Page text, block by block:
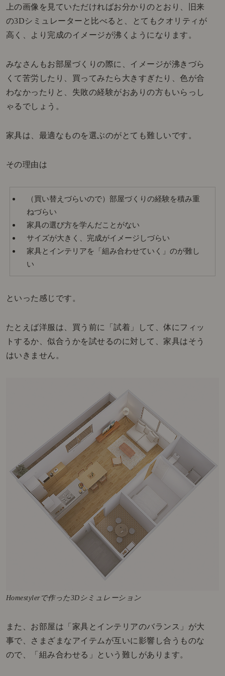
上の画像を見ていただければお分かりのとおり、旧来
の3Dシミュレーターと比べると、とてもクオリティが
高く、より完成のイメージが沸くようになります。
みなさんもお部屋づくりの際に、イメージが沸きづら
くて苦労したり、買ってみたら大きすぎたり、色が合
わなかったりと、失敗の経験がおありの方もいらっし
ゃるでしょう。
家具は、最適なものを選ぶのがとても難しいです。
その理由は
（買い替えづらいので）部屋づくりの経験を積み重
ねづらい
家具の選び方を学んだことがない
サイズが大きく、完成がイメージしづらい
家具とインテリアを「組み合わせていく」のが難し
い
といった感じです。
たとえば洋服は、買う前に「試着」して、体にフィッ
トするか、似合うかを試せるのに対して、家具はそう
はいきません。
Homestylerで作った3Dシミュレーション
また、お部屋は「家具とインテリアのバランス」が大
事で、さまざまなアイテムが互いに影響し合うものな
ので、「組み合わせる」という難しがあります。